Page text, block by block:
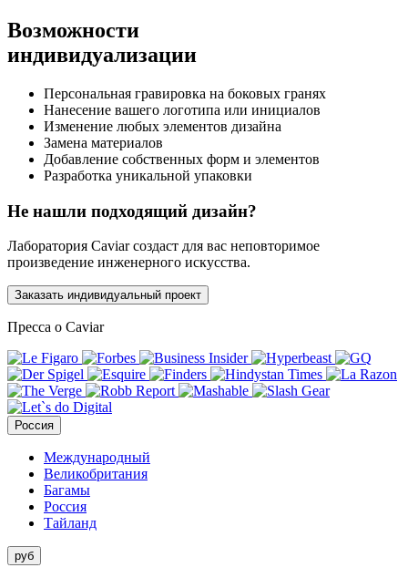
Возможности
индивидуализации
Персональная гравировка на боковых гранях
Нанесение вашего логотипа или инициалов
Изменение любых элементов дизайна
Замена материалов
Добавление собственных форм и элементов
Разработка уникальной упаковки
Не нашли подходящий дизайн?
Лаборатория Caviar создаст для вас неповторимое
произведение инженерного искусства.
Заказать индивидуальный проект
Пресса о Caviar
Россия
Международный
Великобритания
Багамы
Россия
Тайланд
руб